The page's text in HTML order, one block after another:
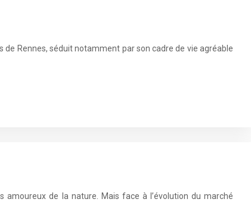
Rennes, séduit notamment par son cadre de vie agréable
amoureux de la nature. Mais face à l’évolution du marché